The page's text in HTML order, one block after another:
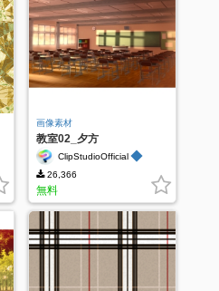
画像素材
教室02_夕方
ClipStudioOfficial ◆
26,366
無料